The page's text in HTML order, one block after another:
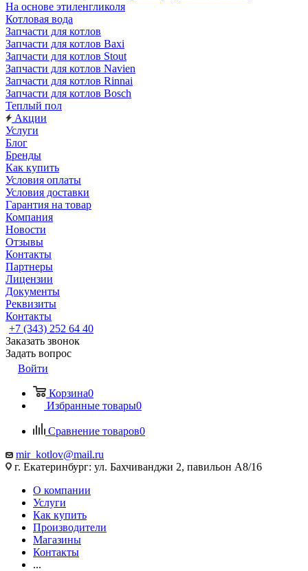
На основе этиленгликоля
Котловая вода
Запчасти для котлов
Запчасти для котлов Baxi
Запчасти для котлов Stout
Запчасти для котлов Navien
Запчасти для котлов Rinnai
Запчасти для котлов Bosch
Теплый пол
Акции
Услуги
Блог
Бренды
Как купить
Условия оплаты
Условия доставки
Гарантия на товар
Компания
Новости
Отзывы
Контакты
Партнеры
Лицензии
Документы
Реквизиты
Контакты
+7 (343) 252 64 40
Заказать звонок
Задать вопрос
Войти
Корзина0
Избранные товары0
Сравнение товаров0
mir_kotlov@mail.ru
г. Екатеринбург: ул. Бахчиванджи 2, павильон А8/16
О компании
Услуги
Как купить
Производители
Магазины
Контакты
...